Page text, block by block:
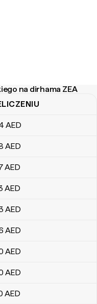
na dirhama ZEA
na dirhama ZEA
AED
AED
AED
AED
AED
AED
AED
AED
AED